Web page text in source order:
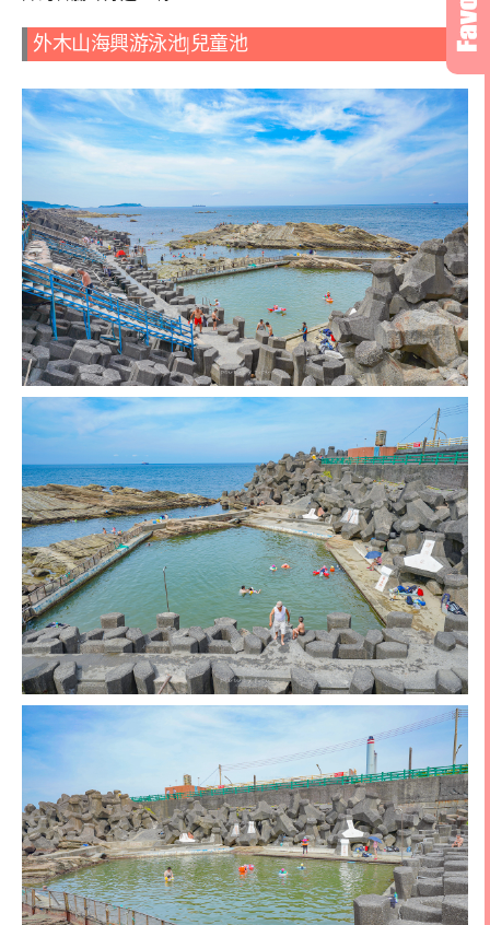
外木山海興游泳池|兒童池